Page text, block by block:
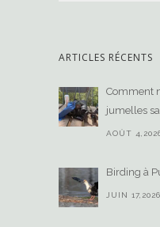
ARTICLES RÉCENTS
Comment
jumelles
AOÛT
Birding à
JUIN 17,2026